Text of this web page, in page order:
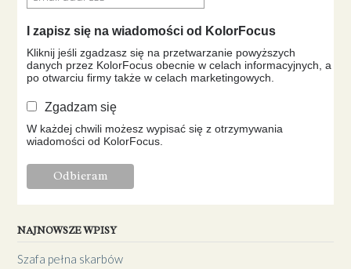
I zapisz się na wiadomości od KolorFocus
Kliknij jeśli zgadzasz się na przetwarzanie powyższych
danych przez KolorFocus obecnie w celach informacyjnych, a
po otwarciu firmy także w celach marketingowych.
Zgadzam się
W każdej chwili możesz wypisać się z otrzymywania
wiadomości od KolorFocus.
NAJNOWSZE WPISY
Szafa pełna skarbów